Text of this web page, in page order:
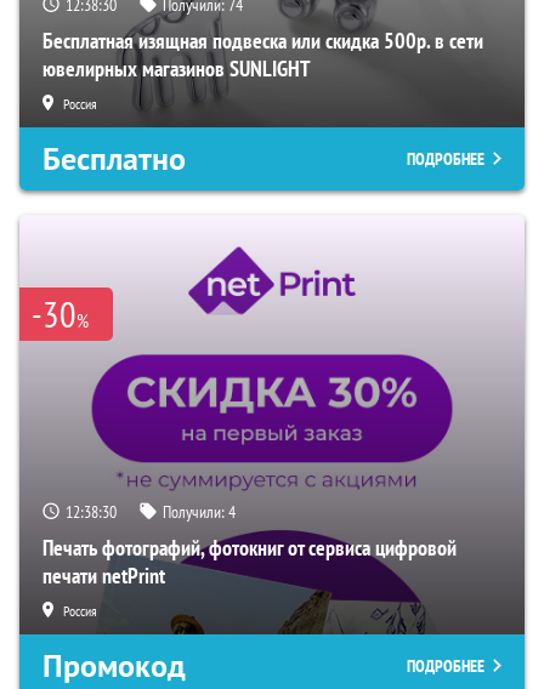
12:38:29 Получили:74
Бесплатная изящная подвеска или скидка 500р. в сети
ювелирных магазинов SUNLIGHT
Россия
Бесплатно ПОДРОБНЕЕ
-30%
12:38:29 Получили:4
Печать фотографий, фотокниг от сервиса цифровой
печати netPrint
Россия
Промокод ПОДРОБНЕЕ